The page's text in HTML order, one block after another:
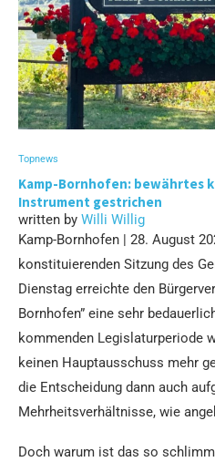
Topnews
Kamp-Bornhofen: bewährtes
Instrument gestrichen
written by Willi Willig
Kamp-Bornhofen | 28. August
konstituierenden Sitzung des
Dienstag erreichte den
Bornhofen” eine sehr
kommenden Legislaturperiode
keinen Hauptausschuss mehr
die Entscheidung dann auch
Mehrheitsverhältnisse, wie
Doch warum ist das so